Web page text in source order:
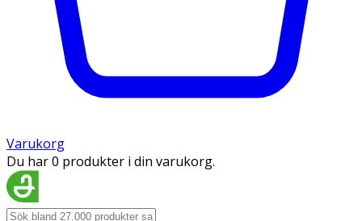
Varukorg
Du har 0 produkter i din varukorg.